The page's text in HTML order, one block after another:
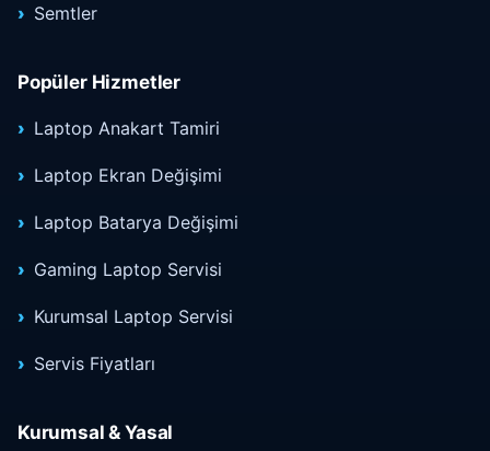
Semtler
Popüler Hizmetler
Laptop Anakart Tamiri
Laptop Ekran Değişimi
Laptop Batarya Değişimi
Gaming Laptop Servisi
Kurumsal Laptop Servisi
Servis Fiyatları
Kurumsal & Yasal